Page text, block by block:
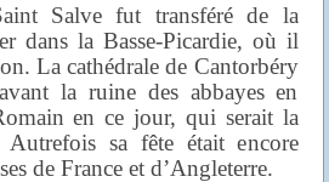
Salve fut transféré de la
dans la Basse-Picardie, où il
La cathédrale de Cantorbéry
la ruine des abbayes en
en ce jour, qui serait la
sa fête était encore
de France et d’Angleterre.